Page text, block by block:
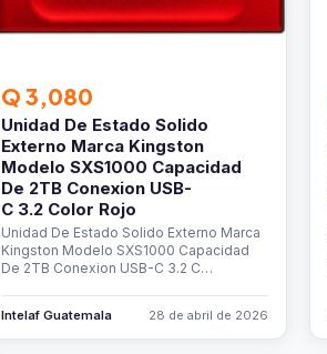
Q 3,080
Unidad De Estado Solido
Externo Marca Kingston
Modelo SXS1000 Capacidad
De 2TB Conexion USB-
C 3.2 Color Rojo
Unidad De Estado Solido Externo Marca
Kingston Modelo SXS1000 Capacidad
De 2TB Conexion USB-C 3.2 C…
Intelaf Guatemala 28 de abril de 2026